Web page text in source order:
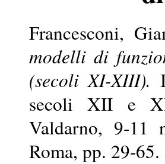
Francesconi,
modelli di
(secoli XI-XIII).
secoli XII e
Valdarno, 9-11
Roma, pp. 29-